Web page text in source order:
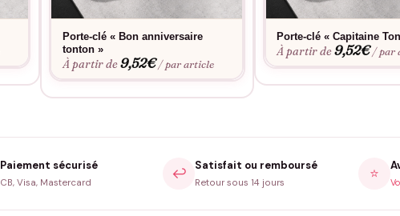
Porte-clé « Bon anniversaire
tonton »
À partir de9,52€ / par article
Porte-clé « Capitaine
À partir de9,52€ / par
Paiement sécurisé
CB, Visa, Mastercard
↩️ Satisfait ou remboursé
Retour sous 14 jours
⭐